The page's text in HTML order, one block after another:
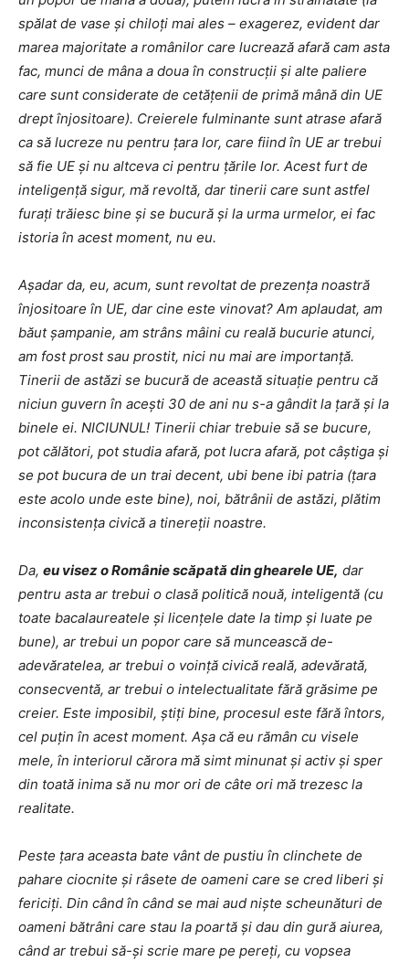
spălat de vase și chiloți mai ales – exagerez, evident dar
marea majoritate a românilor care lucrează afară cam asta
fac, munci de mâna a doua în construcții și alte paliere
care sunt considerate de cetățenii de primă mână din UE
drept înjositoare). Creierele fulminante sunt atrase afară
ca să lucreze nu pentru țara lor, care fiind în UE ar trebui
să fie UE și nu altceva ci pentru țările lor. Acest furt de
inteligență sigur, mă revoltă, dar tinerii care sunt astfel
furați trăiesc bine și se bucură și la urma urmelor, ei fac
istoria în acest moment, nu eu.
Așadar da, eu, acum, sunt revoltat de prezența noastră
înjositoare în UE, dar cine este vinovat? Am aplaudat, am
băut șampanie, am strâns mâini cu reală bucurie atunci,
am fost prost sau prostit, nici nu mai are importanță.
Tinerii de astăzi se bucură de această situație pentru că
niciun guvern în acești 30 de ani nu s-a gândit la țară și la
binele ei. NICIUNUL! Tinerii chiar trebuie să se bucure,
pot călători, pot studia afară, pot lucra afară, pot câștiga și
se pot bucura de un trai decent, ubi bene ibi patria (țara
este acolo unde este bine), noi, bătrânii de astăzi, plătim
inconsistența civică a tinereții noastre.
Da, eu visez o Românie scăpată din ghearele UE, dar
pentru asta ar trebui o clasă politică nouă, inteligentă (cu
toate bacalaureatele și licențele date la timp și luate pe
bune), ar trebui un popor care să muncească de-
adevăratelea, ar trebui o voință civică reală, adevărată,
consecventă, ar trebui o intelectualitate fără grăsime pe
creier. Este imposibil, știți bine, procesul este fără întors,
cel puțin în acest moment. Așa că eu rămân cu visele
mele, în interiorul cărora mă simt minunat și activ și sper
din toată inima să nu mor ori de câte ori mă trezesc la
realitate.
Peste țara aceasta bate vânt de pustiu în clinchete de
pahare ciocnite și râsete de oameni care se cred liberi și
fericiți. Din când în când se mai aud niște scheunături de
oameni bătrâni care stau la poartă și dau din gură aiurea,
când ar trebui să-și scrie mare pe pereți, cu vopsea